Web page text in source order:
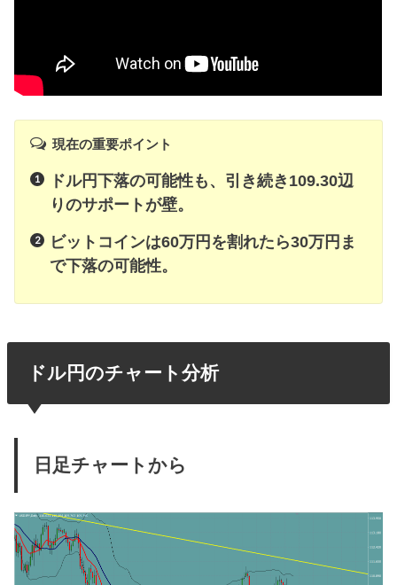
現在の重要ポイント
ドル円下落の可能性も、引き続き109.30辺
りのサポートが壁。
ビットコインは60万円を割れたら30万円ま
で下落の可能性。
ドル円のチャート分析
日足チャートから